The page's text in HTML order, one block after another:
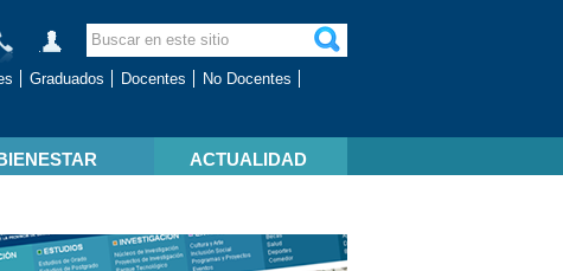
Graduados Docentes
No Docentes
ACTUALIDAD